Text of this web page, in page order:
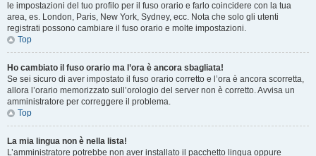
le impostazioni del tuo profilo per il fuso orario e farlo coincidere con la tua
area, es. London, Paris, New York, Sydney, ecc. Nota che solo gli utenti
registrati possono cambiare il fuso orario e molte impostazioni.
Top
Ho cambiato il fuso orario ma l’ora è ancora sbagliata!
Se sei sicuro di aver impostato il fuso orario corretto e l’ora è ancora scorretta,
allora l’orario memorizzato sull’orologio del server non è corretto. Avvisa un
amministratore per correggere il problema.
Top
La mia lingua non è nella lista!
L’amministratore potrebbe non aver installato il pacchetto lingua oppure